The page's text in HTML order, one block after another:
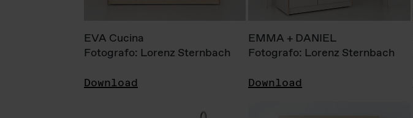
EVA Cucina
Fotografo: Lorenz Sternbach
Download
EMMA + DANIEL
Fotografo: Lorenz Sternbach
Download